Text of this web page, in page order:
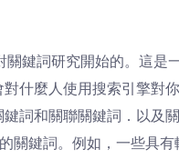
鍵詞研究開始的。這是
什麼人使用搜索引擎對
詞和關聯關鍵詞．以及
關鍵詞。例如，一些具